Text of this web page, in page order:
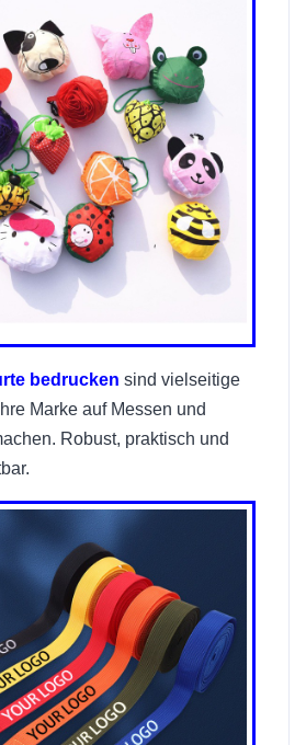
bedrucken sind vielseitige
Marke auf Messen und
Robust, praktisch und